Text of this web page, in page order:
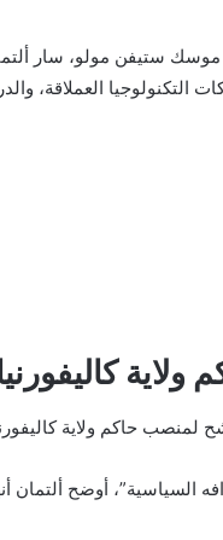
ستيفن مولو، سار
العملاقة،
لمنصب حاكم ولاية
في سبتمبر 2017 أشارت إلى “أهدافه السياسية”، أوضح